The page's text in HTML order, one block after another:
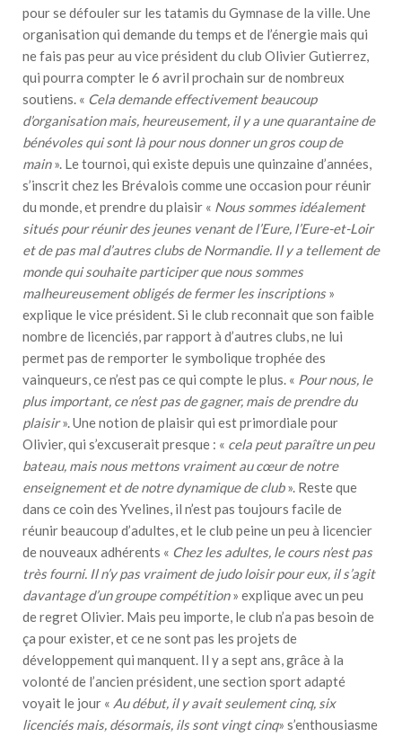
pour se défouler sur les tatamis du Gymnase de la ville. Une
organisation qui demande du temps et de l’énergie mais qui
ne fais pas peur au vice président du club Olivier Gutierrez,
qui pourra compter le 6 avril prochain sur de nombreux
soutiens. « Cela demande effectivement beaucoup
d’organisation mais, heureusement, il y a une quarantaine de
bénévoles qui sont là pour nous donner un gros coup de
main». Le tournoi, qui existe depuis une quinzaine d’années,
s’inscrit chez les Brévalois comme une occasion pour réunir
du monde, et prendre du plaisir « Nous sommes idéalement
situés pour réunir des jeunes venant de l’Eure, l’Eure-et-Loir
et de pas mal d’autres clubs de Normandie. Il y a tellement de
monde qui souhaite participer que nous sommes
malheureusement obligés de fermer les inscriptions»
explique le vice président. Si le club reconnait que son faible
nombre de licenciés, par rapport à d’autres clubs, ne lui
permet pas de remporter le symbolique trophée des
vainqueurs, ce n’est pas ce qui compte le plus. « Pour nous, le
plus important, ce n’est pas de gagner, mais de prendre du
plaisir». Une notion de plaisir qui est primordiale pour
Olivier, qui s’excuserait presque : « cela peut paraître un peu
bateau, mais nous mettons vraiment au cœur de notre
enseignement et de notre dynamique de club». Reste que
dans ce coin des Yvelines, il n’est pas toujours facile de
réunir beaucoup d’adultes, et le club peine un peu à licencier
de nouveaux adhérents « Chez les adultes, le cours n’est pas
très fourni. Il n’y pas vraiment de judo loisir pour eux, il s’agit
davantage d’un groupe compétition» explique avec un peu
de regret Olivier. Mais peu importe, le club n’a pas besoin de
ça pour exister, et ce ne sont pas les projets de
développement qui manquent. Il y a sept ans, grâce à la
volonté de l’ancien président, une section sport adapté
voyait le jour « Au début, il y avait seulement cinq, six
licenciés mais, désormais, ils sont vingt cinq» s’enthousiasme